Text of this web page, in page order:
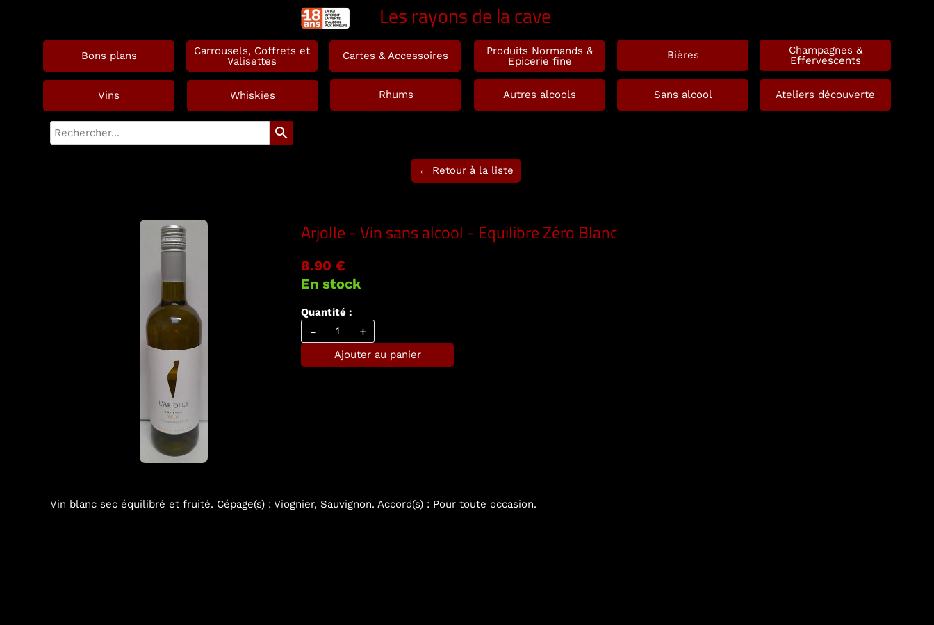
Les rayons de la cave
Bières
Champagnes &
Effervescents
Cartes & Accessoires
Produits Normands &
Epicerie fine
Bons plans
Carrousels, Coffrets et
Valisettes
Ateliers découverte
Sans alcool
Rhums Autres alcools
Whiskies
Vins
search
← Retour à la liste
Arjolle - Vin sans alcool - Equilibre Zéro Blanc
8.90 €
En stock
Quantité :
- +
Ajouter au panier
Vin blanc sec équilibré et fruité. Cépage(s) : Viognier, Sauvignon. Accord(s) : Pour toute occasion.